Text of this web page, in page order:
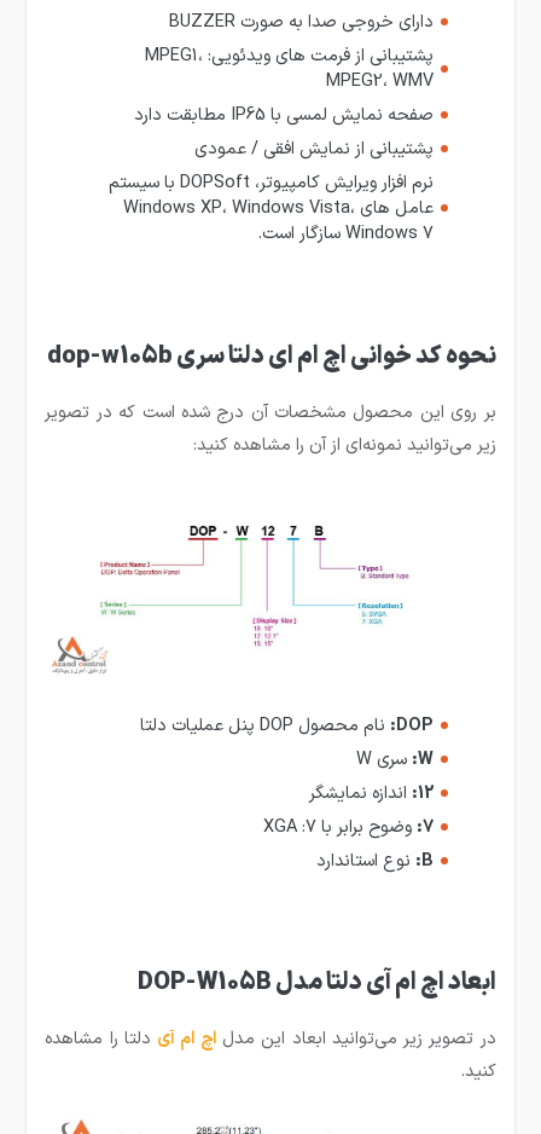
دارای خروجی صدا به صورت BUZZER
پشتیبانی از فرمت های ویدئویی: MPEG1،
MPEG2، WMV
صفحه نمایش لمسی با IP65 مطابقت دارد
پشتیبانی از نمایش افقی / عمودی
نرم افزار ویرایش کامپیوتر، DOPSoft با سیستم
عامل های Windows XP، Windows Vista،
Windows 7 سازگار است.
نحوه کد خوانی اچ ام ای دلتا سری dop-w105b
بر روی این محصول مشخصات آن درج شده است که در تصویر
زیر می‌توانید نمونه‌ای از آن را مشاهده کنید:
DOP: نام محصول DOP پنل عملیات دلتا
W: سری W
12: اندازه نمایشگر
7: وضوح برابر با 7: XGA
B: نوع استاندارد
ابعاد اچ ام آی دلتا مدل DOP-W105B
در تصویر زیر می‌توانید ابعاد این مدلاچ ام آی دلتا را مشاهده
کنید.